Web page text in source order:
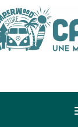
Cookies